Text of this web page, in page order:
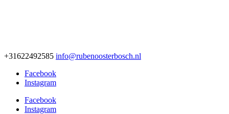
+31622492585 info@rubenoosterbosch.nl
Facebook
Instagram
Facebook
Instagram